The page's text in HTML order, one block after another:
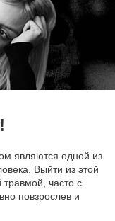
являются одной из
Выйти из этой
часто с
повзрослев и